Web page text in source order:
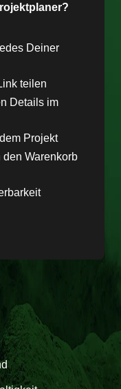
Deiner
teilen
Details im
Projekt
Warenkorb